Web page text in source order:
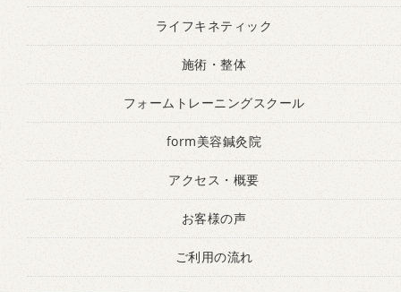
ライフキネティック
施術・整体
フォームトレーニングスクール
form美容鍼灸院
アクセス・概要
お客様の声
ご利用の流れ